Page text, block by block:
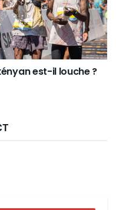
est-il louche ?